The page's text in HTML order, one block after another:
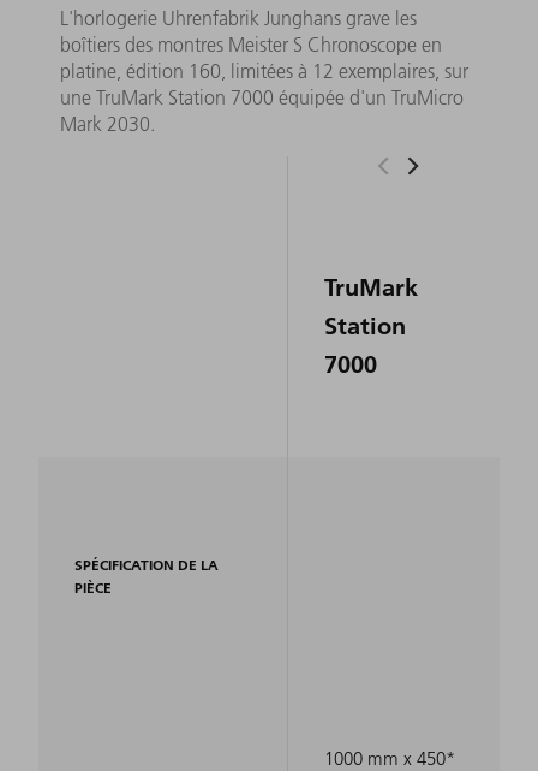
L'horlogerie Uhrenfabrik Junghans grave les
boîtiers des montres Meister S Chronoscope en
platine, édition 160, limitées à 12 exemplaires, sur
une TruMark Station 7000 équipée d'un TruMicro
Mark 2030.
SPÉCIFICATION DE LA
PIÈCE
TruMark
Station
7000
1000 mm x 450*